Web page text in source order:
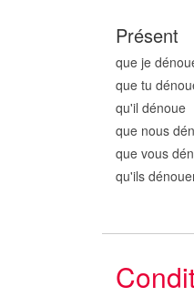
Présent
que je dénou
que tu dénou
qu'il dénoue
que nous
que vous
qu'ils dénou